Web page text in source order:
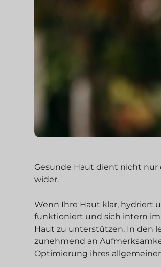
Gesunde Haut dient nicht nur
wider.
Wenn Ihre Haut klar, hydriert
funktioniert und sich intern
Haut zu unterstützen. In den
zunehmend an
Optimierung ihres